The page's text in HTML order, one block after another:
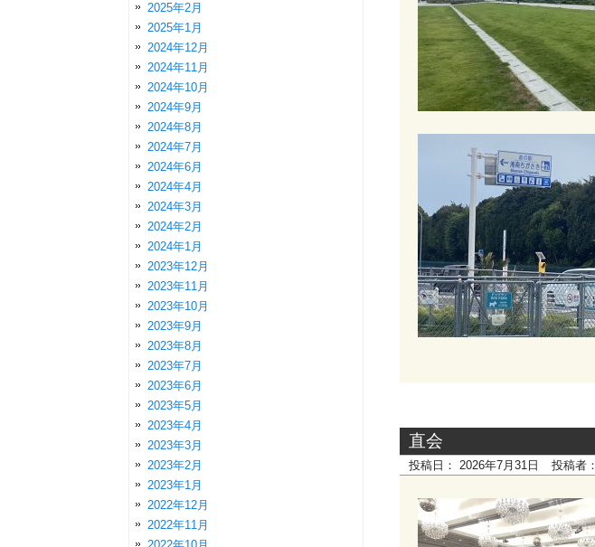
直会
投稿日： 2026年7月31日 投稿者：
2025年2月
2025年1月
2024年12月
2024年11月
2024年10月
2024年9月
2024年8月
2024年7月
2024年6月
2024年4月
2024年3月
2024年2月
2024年1月
2023年12月
2023年11月
2023年10月
2023年9月
2023年8月
2023年7月
2023年6月
2023年5月
2023年4月
2023年3月
2023年2月
2023年1月
2022年12月
2022年11月